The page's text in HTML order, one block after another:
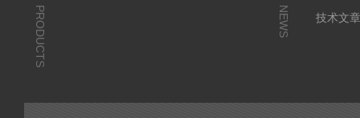
PRODUCTS NEWS
技术文